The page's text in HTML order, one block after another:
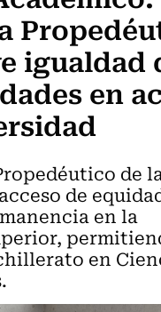
igualdad
en
de
de
en la
en